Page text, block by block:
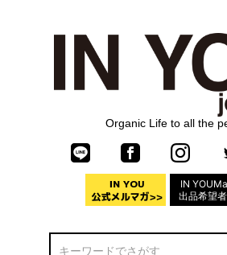
Organic Life to all the
IN
出品希望